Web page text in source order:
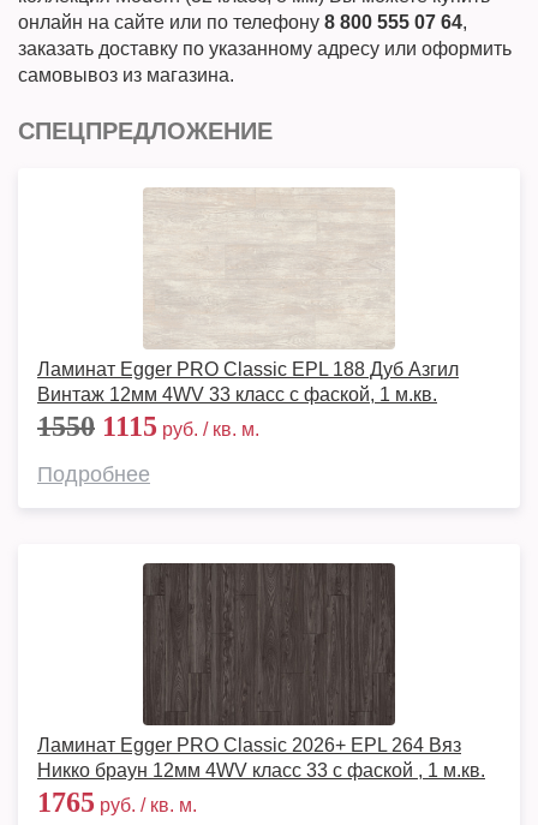
онлайн на сайте или по телефону 8 800 555 07 64,
заказать доставку по указанному адресу или оформить
самовывоз из магазина.
СПЕЦПРЕДЛОЖЕНИЕ
Ламинат Egger PRO Classic EPL 188 Дуб Азгил
Винтаж 12мм 4WV 33 класс с фаской, 1 м.кв.
1550 1115 руб. / кв. м.
Подробнее
Ламинат Egger PRO Classic 2026+ EPL 264 Вяз
Никко браун 12мм 4WV класс 33 с фаской , 1 м.кв.
1765 руб. / кв. м.